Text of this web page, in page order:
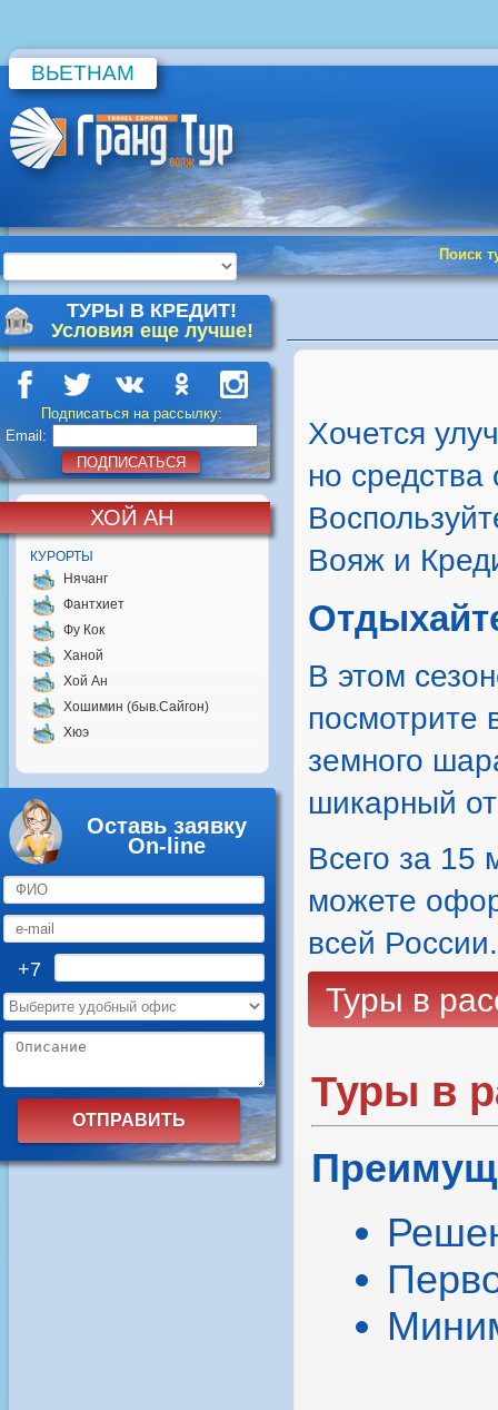
ВЬЕТНАМ
Поиск
ТУРЫ В КРЕДИТ!
Условия еще лучше!
Подписаться на рассылку:
Email:
ПОДПИСАТЬСЯ
ХОЙ АН
КУРОРТЫ
Нячанг
Фантхиет
Фу Кок
Ханой
Хой Ан
Хошимин (быв.Сайгон)
Хюэ
Оставь заявку
On-line
+7
Хочется
но
Вояж и
В этом
посмотрите
земного
шикарный
Всего за 15
можете
всей России.
Туры в
Туры в